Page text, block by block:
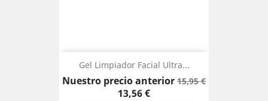
Gel Limpiador Facial Ultra...
Nuestro precio anteriorPrecio
15,95 €Precio
13,56 €